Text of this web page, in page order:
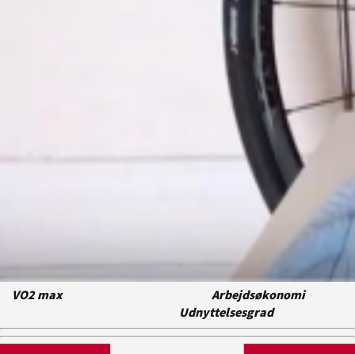
VO2 max
Arbejdsøkonomi
Udnyttelsesgrad